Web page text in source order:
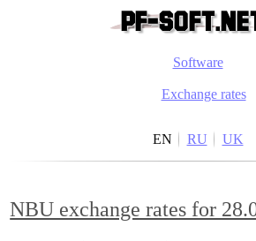
Software
Exchange rates
EN RU UK
NBU exchange rates for